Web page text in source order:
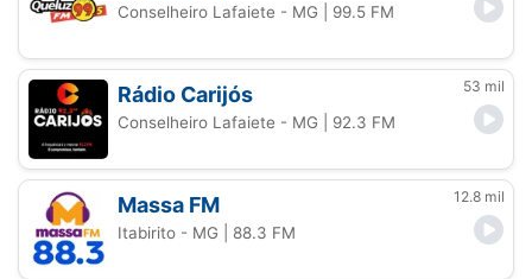
Conselheiro Lafaiete - MG | 99.5 FM
Rádio Carijós 53 mil
Conselheiro Lafaiete - MG | 92.3 FM
Massa FM 12.8 mil
Itabirito - MG | 88.3 FM